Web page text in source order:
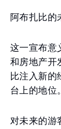
阿布扎比的
这一宣布意
和房地产开
比注入新的
台上的地位。
对未来的游